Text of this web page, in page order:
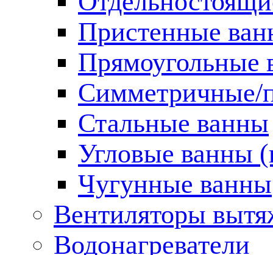
Пристенные
Прямоугольные
Симметричные/
Стальные ванны
Угловые ванны
Чугунные ванны
Вентиляторы
Водонагреватели